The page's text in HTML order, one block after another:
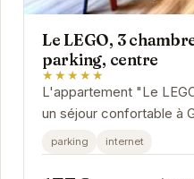
Le LEGO, 3
parking, centre
★★★★★
L'appartement "Le
un séjour confortable à
emplacement central
facilement aux...
parking internet